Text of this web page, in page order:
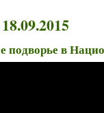
подворье в